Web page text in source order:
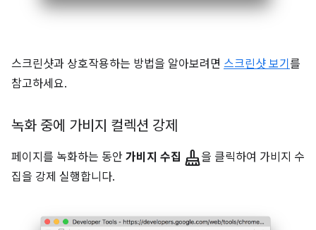
스크린샷과 상호작용하는 방법을 알아보려면 스크린샷 보기 를
참고하세요.
녹화 중에 가비지 컬렉션 강제
페이지를 녹화하는 동안 가비지 수집 mop을 클릭하여 가비지 수
집을 강제 실행합니다.